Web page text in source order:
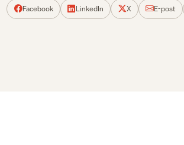
Facebook LinkedIn X E-post